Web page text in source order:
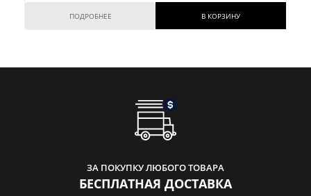
ПОДРОБНЕЕ В КОРЗИНУ
ЗА ПОКУПКУ ЛЮБОГО ТОВАРА
БЕСПЛАТНАЯ ДОСТАВКА